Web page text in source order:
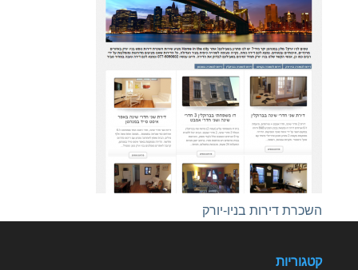
השכרת דירות בניו-יורק
קטגוריות